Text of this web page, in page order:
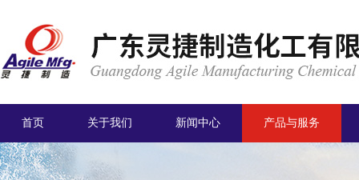
首页 关于我们 新闻中心 产品与服务